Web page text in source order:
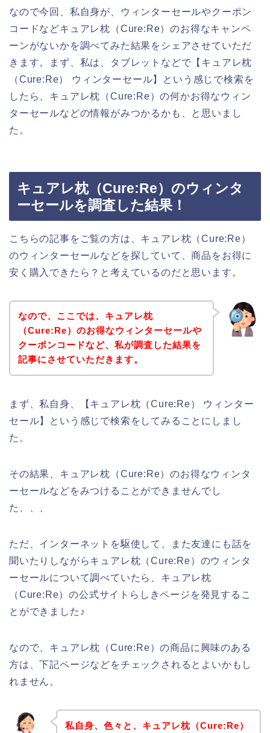
なので今回、私自身が、ウィンターセールやクーポン
コードなどキュアレ枕（Cure:Re）のお得なキャンペ
ーンがないかを調べてみた結果をシェアさせていただ
きます。まず、私は、タブレットなどで【キュアレ枕
（Cure:Re） ウィンターセール】という感じで検索を
したら、キュアレ枕（Cure:Re）の何かお得なウィン
ターセールなどの情報がみつかるかも、と思いまし
た。
キュアレ枕（Cure:Re）のウィンタ
ーセールを調査した結果！
こちらの記事をご覧の方は、キュアレ枕（Cure:Re）
のウィンターセールなどを探していて、商品をお得に
安く購入できたら？と考えているのだと思います。
なので、ここでは、キュアレ枕
（Cure:Re）のお得なウィンターセールや
クーポンコードなど、私が調査した結果を
記事にさせていただきます。
まず、私自身、【キュアレ枕（Cure:Re） ウィンター
セール】という感じで検索をしてみることにしまし
た。
その結果、キュアレ枕（Cure:Re）のお得なウィンタ
ーセールなどをみつけることができませんでし
た、、、
ただ、インターネットを駆使して、また友達にも話を
聞いたりしながらキュアレ枕（Cure:Re）のウィンタ
ーセールについて調べていたら、キュアレ枕
（Cure:Re）の公式サイトらしきページを発見するこ
とができました♪
なので、キュアレ枕（Cure:Re）の商品に興味のある
方は、下記ページなどをチェックされるとよいかもし
れません。
私自身、色々と、キュアレ枕（Cure:Re）